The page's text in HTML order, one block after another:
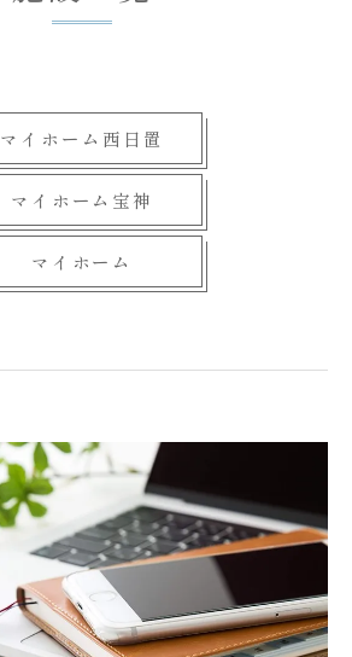
マイホーム西日置
マイホーム宝神
マイホーム